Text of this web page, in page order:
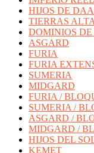
HIJOS DE
TIERRAS
DOMINIOS
ASGARD
FURIA
FURIA
SUMERIA
MIDGARD
FURIA /
SUMERIA /
ASGARD /
MIDGARD /
HIJOS DEL
KEMET